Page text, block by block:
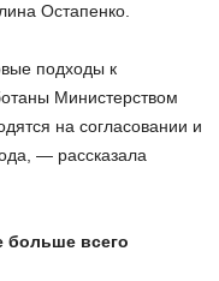
Остапенко.
подходы к
Министерством
на согласовании и
— рассказала
больше всего